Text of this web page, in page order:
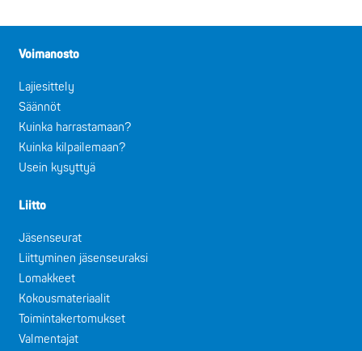
Voimanosto
Lajiesittely
Säännöt
Kuinka harrastamaan?
Kuinka kilpailemaan?
Usein kysyttyä
Liitto
Jäsenseurat
Liittyminen jäsenseuraksi
Lomakkeet
Kokousmateriaalit
Toimintakertomukset
Valmentajat